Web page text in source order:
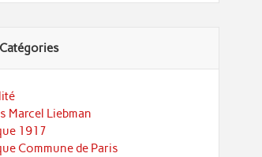
Marcel Liebman
1917
Commune de Paris